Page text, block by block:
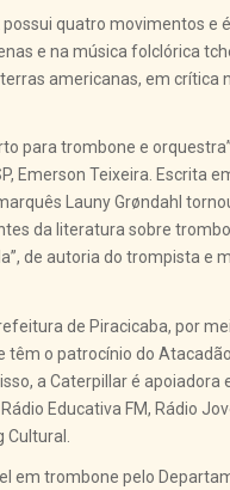
quatro movimentos e
e na música folclórica
americanas, em crítica
para trombone e
Emerson Teixeira. Escrita
Launy Grøndahl
da literatura sobre
de autoria do trompista e
de Piracicaba, por
têm o patrocínio do
a Caterpillar é apoiadora
Educativa FM, Rádio
em trombone pelo